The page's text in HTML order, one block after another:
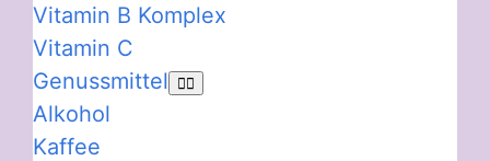
Vitamin B Komplex
Vitamin C
Genussmittel
Alkohol
Kaffee